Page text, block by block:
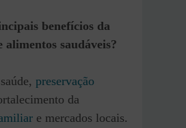
benefícios da
alimentos saudáveis?
preservação
da
e mercados locais.